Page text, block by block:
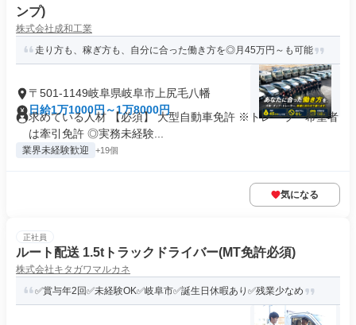
ンプ)
株式会社成和工業
走り方も、稼ぎ方も、自分に合った働き方を◎月45万円～も可能
〒501-1149岐阜県岐阜市上尻毛八幡
日給1万1000円～1万8000円
求めている人材 【必須】 大型自動車免許 ※トレーラー希望者
は牽引免許 ◎実務未経験...
業界未経験歓迎 +19個
気になる
正社員
ルート配送 1.5tトラックドライバー(MT免許必須)
株式会社キタガワマルカネ
✅賞与年2回✅未経験OK✅岐阜市✅誕生日休暇あり✅残業少なめ